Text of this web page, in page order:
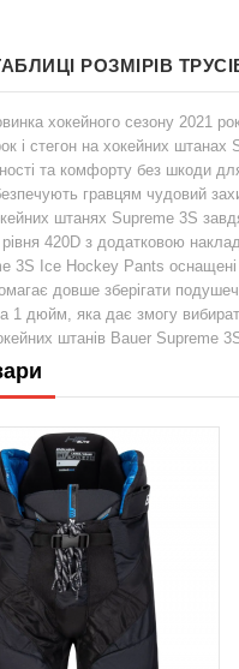
РОЗМІРІВ
хокейного сезону 2021
і стегон на хокейних
та комфорту без шкоди
гравцям чудовий
штанях Supreme 3S
420D з додатковою
3S Ice Hockey Pants оснащені
довше зберігати
1 дюйм, яка дає змогу
штанів Bauer Supreme